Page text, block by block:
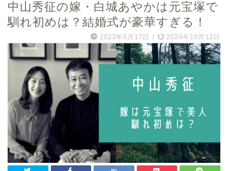
中山秀征の嫁・白城あやかは元宝塚で
馴れ初めは？結婚式が豪華すぎる！
2023年6月17日 / 2024年10月12日